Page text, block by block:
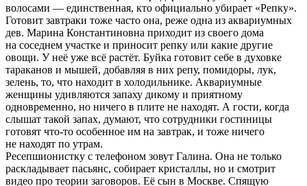
волосами — единственная, кто официально убирает «Репку».
Готовит завтраки тоже часто она, реже одна из аквариумных
дев. Марина Константиновна приходит из своего дома
на соседнем участке и приносит репку или какие другие
овощи. У неё уже всё растёт. Буйка готовит себе в духовке
тараканов и мышей, добавляя в них репу, помидоры, лук,
зелень, то, что находит в холодильнике. Аквариумные
женщины удивляются запаху дикому и приятному
одновременно, но ничего в плите не находят. А гости, когда
слышат такой запах, думают, что сотрудники гостиницы
готовят что-то особенное им на завтрак, и тоже ничего
не находят по утрам.
Ресепшионистку с телефоном зовут Галина. Она не только
раскладывает пасьянс, собирает кристаллы, но и смотрит
видео про теории заговоров. Её сын в Москве. Спящую